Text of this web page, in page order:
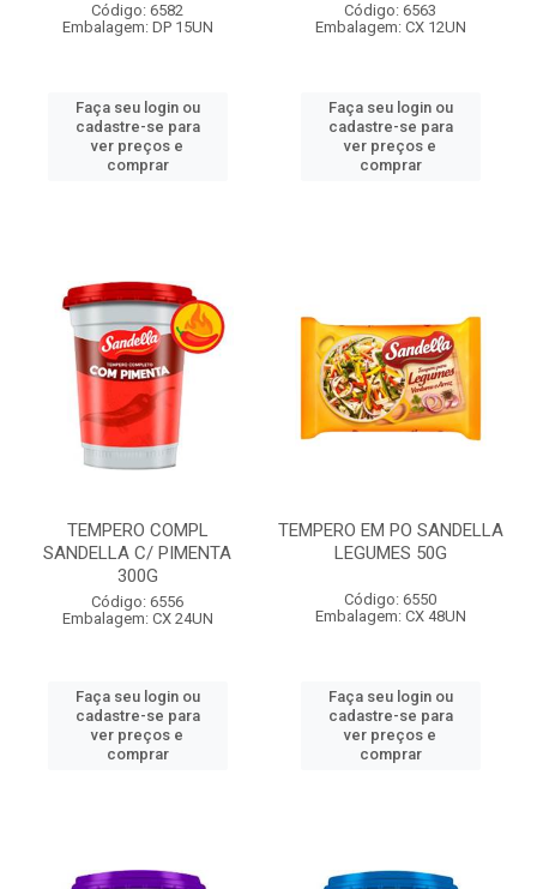
Código: 6582
Embalagem: DP 15UN
Faça seu login ou
cadastre-se para
ver preços e
comprar
Código: 6563
Embalagem: CX 12UN
Faça seu login ou
cadastre-se para
ver preços e
comprar
TEMPERO COMPL
SANDELLA C/ PIMENTA
300G
Código: 6556
Embalagem: CX 24UN
Faça seu login ou
cadastre-se para
ver preços e
comprar
TEMPERO EM PO SANDELLA
LEGUMES 50G
Código: 6550
Embalagem: CX 48UN
Faça seu login ou
cadastre-se para
ver preços e
comprar